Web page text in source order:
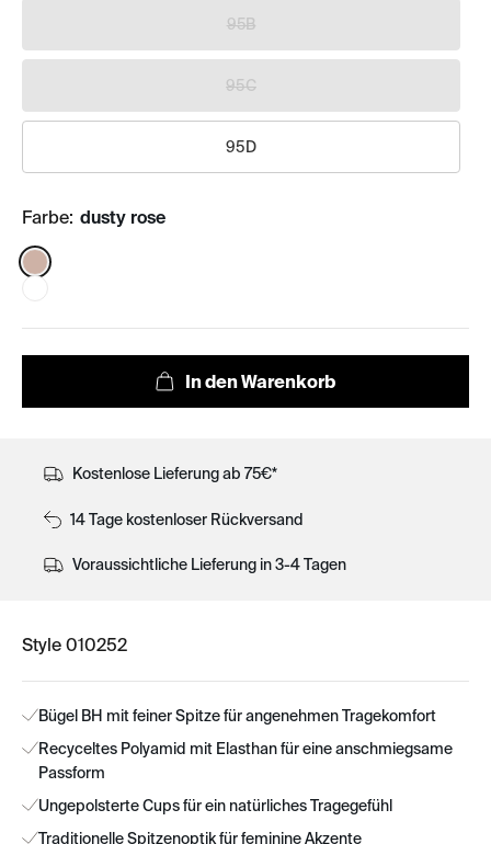
95B
95C
95D
Farbe: dusty rose
Color:
Kostenlose Lieferung ab 75€*
14 Tage kostenloser Rückversand
Voraussichtliche Lieferung in 3-4 Tagen
Style 010252
Bügel BH mit feiner Spitze für angenehmen Tragekomfort
Recyceltes Polyamid mit Elasthan für eine anschmiegsame
Passform
Ungepolsterte Cups für ein natürliches Tragegefühl
Traditionelle Spitzenoptik für feminine Akzente